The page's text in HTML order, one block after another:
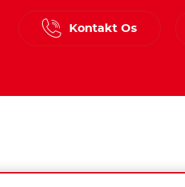
Kontakt Os